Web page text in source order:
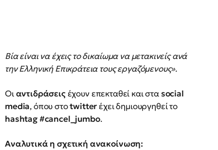
Βία είναι να έχεις το δικαίωμα να μετακινείς ανά
την Ελληνική Επικράτεια τους εργαζόμενους».
Οιαντιδράσειςέχουν επεκταθεί και σταsocial
media, όπου στοtwitterέχει δημιουργηθεί το
hashtag #cancel_jumbo.
Αναλυτικά η σχετική ανακοίνωση: